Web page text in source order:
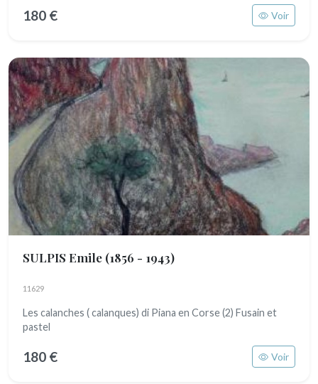
180 € Voir
SULPIS Emile (1856 - 1943)
11629
Les calanches ( calanques) di Piana en Corse (2) Fusain et
pastel
180 € Voir